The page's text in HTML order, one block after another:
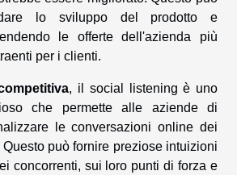
lo sviluppo del prodotto e
le offerte dell'azienda più
per i clienti.
, il social listening è uno
che permette alle aziende di
le conversazioni online dei
Questo può fornire preziose intuizioni
concorrenti, sui loro punti di forza e